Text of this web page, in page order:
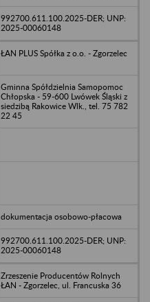
992700.611.100.2025-DER; UNP:
2025-00060148
ŁAN PLUS Spółka z o.o. - Zgorzelec
Gminna Spółdzielnia Samopomoc
Chłopska - 59-600 Lwówek Śląski z
siedzibą Rakowice Wlk., tel. 75 782
22 45
dokumentacja osobowo-płacowa
992700.611.100.2025-DER; UNP:
2025-00060148
Zrzeszenie Producentów Rolnych
ŁAN - Zgorzelec, ul. Francuska 36